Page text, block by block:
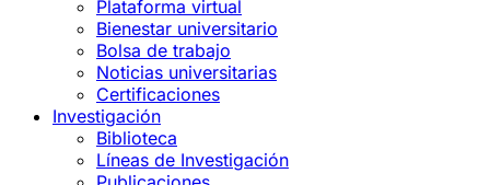
Plataforma virtual
Bienestar universitario
Bolsa de trabajo
Noticias universitarias
Certificaciones
Investigación
Biblioteca
Líneas de Investigación